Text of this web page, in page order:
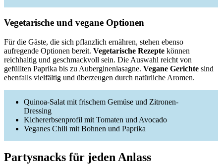
Vegetarische und vegane Optionen
Für die Gäste, die sich pflanzlich ernähren, stehen ebenso
aufregende Optionen bereit. Vegetarische Rezepte können
reichhaltig und geschmackvoll sein. Die Auswahl reicht von
gefüllten Paprika bis zu Auberginenlasagne. Vegane Gerichte sind
ebenfalls vielfältig und überzeugen durch natürliche Aromen.
Quinoa-Salat mit frischem Gemüse und Zitronen-
Dressing
Kichererbsenprofil mit Tomaten und Avocado
Veganes Chili mit Bohnen und Paprika
Partysnacks für jeden Anlass